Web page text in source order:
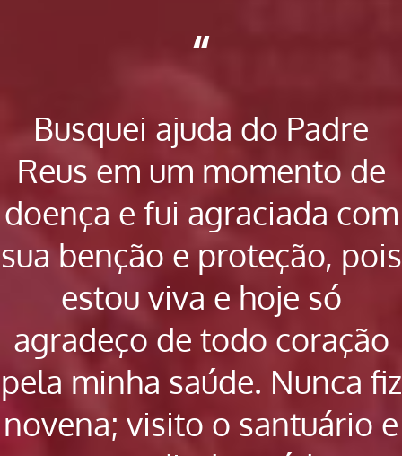
“
Busquei ajuda do Padre
Reus em um momento de
doença e fui agraciada com
sua benção e proteção, pois
estou viva e hoje só
agradeço de todo coração
pela minha saúde. Nunca fiz
novena; visito o santuário e